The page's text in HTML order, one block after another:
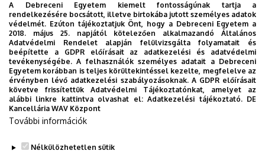
+36 52 508 444 / 88122
Email
gal.zsuzsa@econ.unideb.hu
Cím
4032 Debrecen Böszörményi út 138
Épület, emelet, ajtó
"F" épület GTK Fényház
Website
A Debreceni Egyetem kiemelt fontosságúnak tartja a
rendelkezésére bocsátott, illetve birtokába jutott személyes adatok
védelmét. Ezúton tájékoztatjuk Önt, hogy a Debreceni Egyetem a
2018. május 25. napjától kötelezően alkalmazandó Általános
Adatvédelmi Rendelet alapján felülvizsgálta folyamatait és
beépítette a GDPR előírásait az adatkezelési és adatvédelmi
tevékenységébe. A felhasználók személyes adatait a Debreceni
Egyetem korábban is teljes körültekintéssel kezelte, megfelelve az
érvényben lévő adatkezelési szabályozásoknak. A GDPR előírásait
követve frissítettük Adatvédelmi Tájékoztatónkat, amelyet az
alábbi linkre kattintva olvashat el:Adatkezelési tájékoztató. DE
Kancellária WAV Központ
További információk
Nélkülözhetetlen sütik